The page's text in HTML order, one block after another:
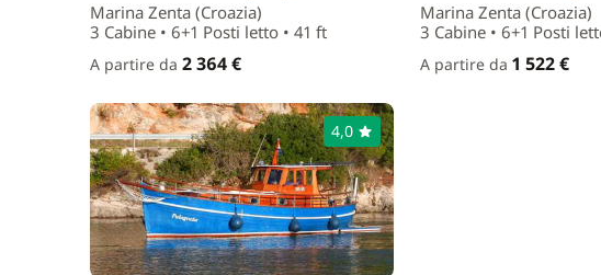
Marina Zenta (Croazia)
3 Cabine • 6+1 Posti letto • 41 ft
A partire da 2 364 €
Marina Zenta (Croazia)
3 Cabine • 6+1 Posti
A partire da 1 522 €
4,0